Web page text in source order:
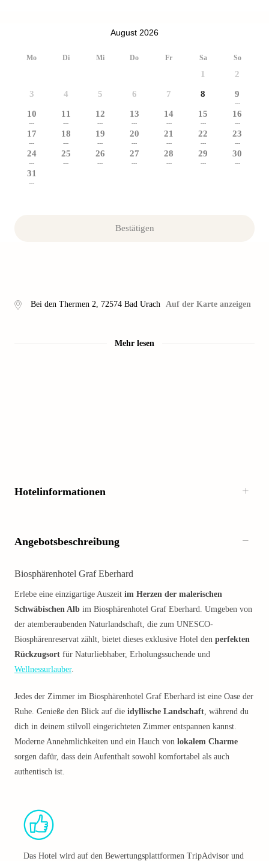
August 2026
Mo Di Mi Do Fr Sa So
1 2
3 4 5 6 7 8 9
---
10
---
11
---
12
---
13
---
14
---
15
---
16
---
17
---
18
---
19
---
20
---
21
---
22
---
23
---
24
---
25
---
26
---
27
---
28
---
29
---
30
---
31
---
Bestätigen
Bei den Thermen 2, 72574 Bad Urach Auf der Karte anzeigen
Mehr lesen
Hotelinformationen
Angebotsbeschreibung
Biosphärenhotel Graf Eberhard
Erlebe eine einzigartige Auszeit im Herzen der malerischen
Schwäbischen Alb im Biosphärenhotel Graf Eberhard. Umgeben von
der atemberaubenden Naturlandschaft, die zum UNESCO-
Biosphärenreservat zählt, bietet dieses exklusive Hotel den perfekten
Rückzugsort für Naturliebhaber, Erholungssuchende und
Wellnessurlauber.
Jedes der Zimmer im Biosphärenhotel Graf Eberhard ist eine Oase der
Ruhe. Genieße den Blick auf die idyllische Landschaft, während du
dich in deinem stilvoll eingerichteten Zimmer entspannen kannst.
Moderne Annehmlichkeiten und ein Hauch von lokalem Charme
sorgen dafür, dass dein Aufenthalt sowohl komfortabel als auch
authentisch ist.
Das Hotel wird auf den Bewertungsplattformen TripAdvisor und